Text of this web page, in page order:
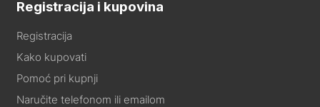
Registracija i kupovina
Registracija
Kako kupovati
Pomoć pri kupnji
Naručite telefonom ili emailom